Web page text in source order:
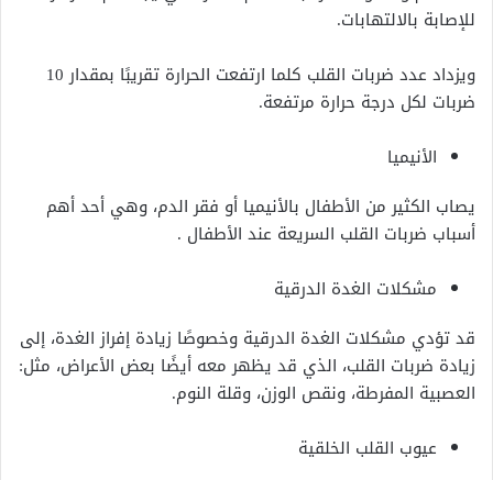
للإصابة بالالتهابات.
ويزداد عدد ضربات القلب كلما ارتفعت الحرارة تقريبًا بمقدار 10
ضربات لكل درجة حرارة مرتفعة.
الأنيميا
يصاب الكثير من الأطفال بالأنيميا أو فقر الدم، وهي أحد أهم
أسباب ضربات القلب السريعة عند الأطفال .
مشكلات الغدة الدرقية
قد تؤدي مشكلات الغدة الدرقية وخصوصًا زيادة إفراز الغدة، إلى
زيادة ضربات القلب، الذي قد يظهر معه أيضًا بعض الأعراض، مثل:
العصبية المفرطة، ونقص الوزن، وقلة النوم.
عيوب القلب الخلقية